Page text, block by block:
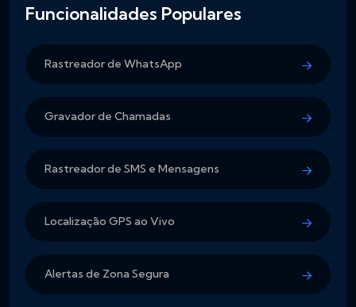
Funcionalidades Populares
Rastreador de WhatsApp
Gravador de Chamadas
Rastreador de SMS e Mensagens
Localização GPS ao Vivo
Alertas de Zona Segura